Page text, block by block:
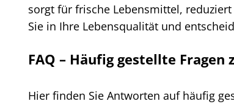
sorgt für frische Lebensmittel,
Sie in Ihre Lebensqualität und
FAQ – Häufig gestellte Fragen
Hier finden Sie Antworten auf häufig